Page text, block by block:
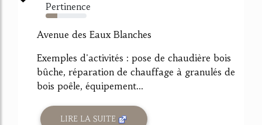
Pertinence
29%
Avenue des Eaux Blanches
Exemples d'activités : pose de chaudière bois
bûche, réparation de chauffage à granulés de
bois poêle, équipement...
LIRE LA SUITE